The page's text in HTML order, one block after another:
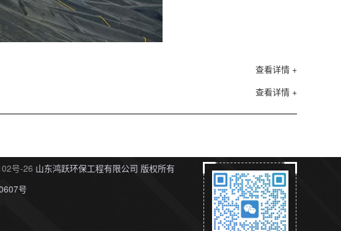
查看详情 +
查看详情 +
号-26 山东鸿跃环保工程有限公司 版权所有
号